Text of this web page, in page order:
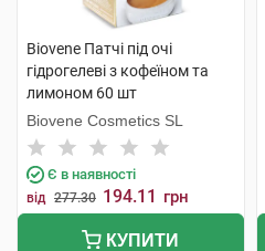
Biovene Патчі під очі
гідрогелеві з кофеїном та
лимоном 60 шт
Biovene Cosmetics SL
Є в наявності
від 277.30 194.11 грн
КУПИТИ